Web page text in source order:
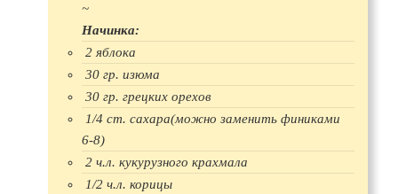
~
Начинка:
2 яблока
30 гр. изюма
30 гр. грецких орехов
1/4 ст. сахара(можно заменить финиками
6-8)
2 ч.л. кукурузного крахмала
1/2 ч.л. корицы